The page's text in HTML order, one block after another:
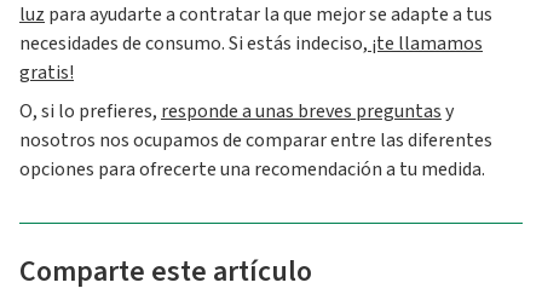
luz para ayudarte a contratar la que mejor se adapte a tus
necesidades de consumo. Si estás indeciso, ¡te llamamos
gratis!
O, si lo prefieres, responde a unas breves preguntasy
nosotros nos ocupamos de comparar entre las diferentes
opciones para ofrecerte una recomendación a tu medida.
Comparte este artículo